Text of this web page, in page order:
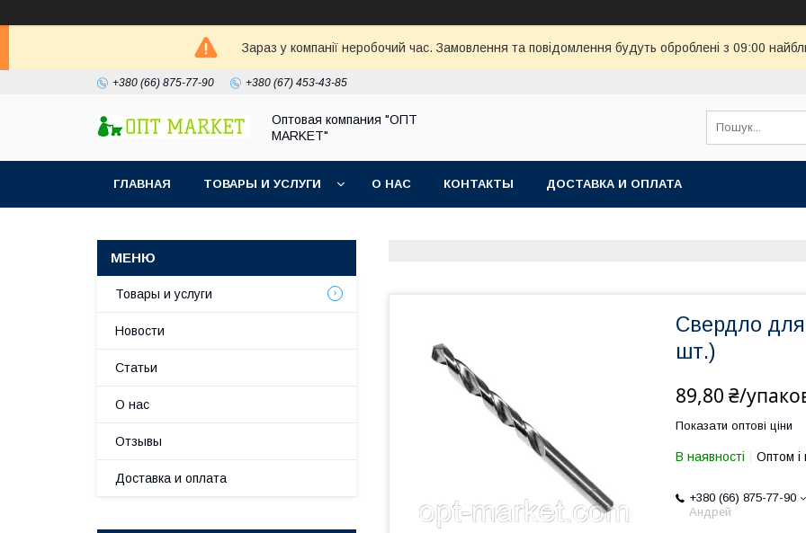
Зараз у компанії неробочий час. Замовлення та повідомлення будуть оброблені з 09:00
+380 (66) 875-77-90 +380 (67) 453-43-85
Оптовая компания "ОПТ
MARKET"
ГЛАВНАЯ ТОВАРЫ И УСЛУГИ О НАС КОНТАКТЫ ДОСТАВКА И ОПЛАТА
Свердло
шт.)
89,80 ₴/
Показати оптові ціни
В наявності Оптом і
+380 (66) 875-77-90
Андрей
Товары и услуги
Новости
Статьи
О нас
Отзывы
Доставка и оплата